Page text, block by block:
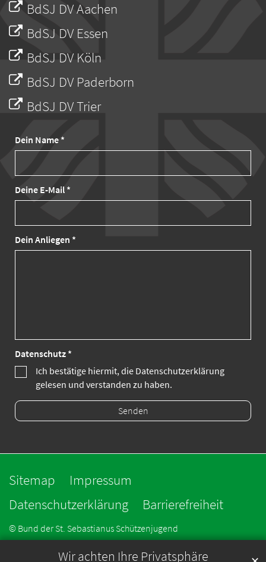
Wir achten Ihre Privatsphäre
BdSJ DV Aachen
BdSJ DV Essen
BdSJ DV Köln
BdSJ DV Paderborn
BdSJ DV Trier
Dein Name *
Deine E-Mail *
Dein Anliegen *
Datenschutz *
Ich bestätige hiermit, die Datenschutzerklärung
gelesen und verstanden zu haben.
Sitemap
Impressum
Datenschutzerklärung
Barrierefreiheit
© Bund der St. Sebastianus Schützenjugend